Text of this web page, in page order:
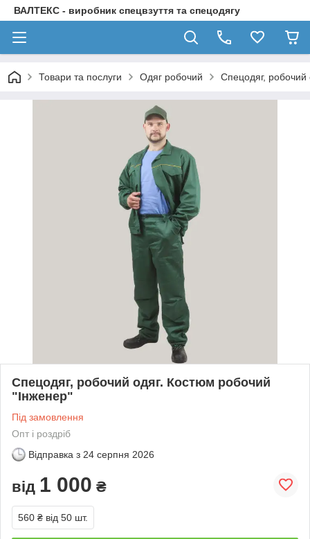
ВАЛТЕКС - виробник спецвзуття та спецодягу
Товари та послуги Одяг робочий Спецодяг,
Спецодяг, робочий одяг. Костюм робочий
"Інженер"
Під замовлення
Опт і роздріб
Відправка з 24 серпня 2026
від 1 000 ₴
560 ₴ від 50 шт.